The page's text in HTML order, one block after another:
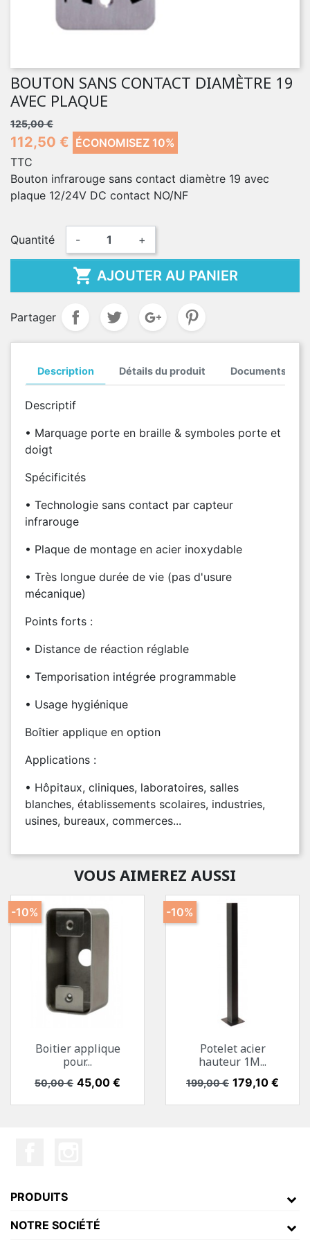
BOUTON SANS CONTACT DIAMÈTRE 19
AVEC PLAQUE
125,00 €
112,50 € ÉCONOMISEZ 10%
TTC
Bouton infrarouge sans contact diamètre 19 avec
plaque 12/24V DC contact NO/NF
Quantité - +
 AJOUTER AU PANIER
Partager
Description Détails du produit Documents
Descriptif
• Marquage porte en braille & symboles porte et
doigt
Spécificités
• Technologie sans contact par capteur
infrarouge
• Plaque de montage en acier inoxydable
• Très longue durée de vie (pas d'usure
mécanique)
Points forts :
• Distance de réaction réglable
• Temporisation intégrée programmable
• Usage hygiénique
Boîtier applique en option
Applications :
• Hôpitaux, cliniques, laboratoires, salles
blanches, établissements scolaires, industries,
usines, bureaux, commerces...
VOUS AIMEREZ AUSSI
Boitier applique
pour...
Prix de base
50,00 € Prix
45,00 €
-10%
Potelet acier
hauteur 1M...
Prix de base
199,00 € Prix
179,10 €
-10%
PRODUITS
NOTRE SOCIÉTÉ